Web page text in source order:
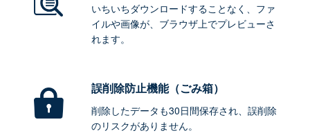
いちいちダウンロードすることなく、ファ
イルや画像が、ブラウザ上でプレビューさ
れます。
誤削除防止機能（ごみ箱）
削除したデータも30日間保存され、誤削除
のリスクがありません。